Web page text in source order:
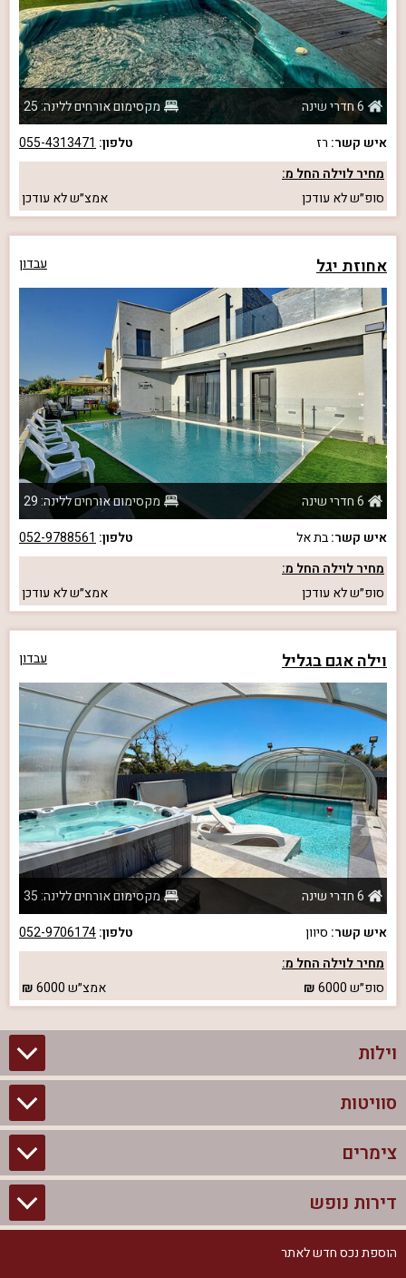
6 חדרי שינה
מקסימום אורחים ללינה: 25
איש קשר: רז טלפון: 055-4313471
מחיר לוילה החל מ:
סופ״שלא עודכן אמצ״שלא עודכן
אחוזת יגל עבדון
6 חדרי שינה
מקסימום אורחים ללינה: 29
איש קשר:בת אל טלפון: 052-9788561
מחיר לוילה החל מ:
סופ״שלא עודכן אמצ״שלא עודכן
וילה אגם בגליל עבדון
6 חדרי שינה
מקסימום אורחים ללינה: 35
איש קשר: סיוון טלפון:052-9706174
מחיר לוילה החל מ:
סופ״ש6000 אמצ״ש6000
וילות
וילות בצפון
וילות להשכרה
וילות למסיבת רווקים
סוויטות
סוויטות בצפון
צימרים לזוגות עם בריכה פרטית
צימרים
צימרים בצפון
צימרים לזוגות
דירות נופש
דירות נופש בצפון
הוספת נכס חדש לאתר